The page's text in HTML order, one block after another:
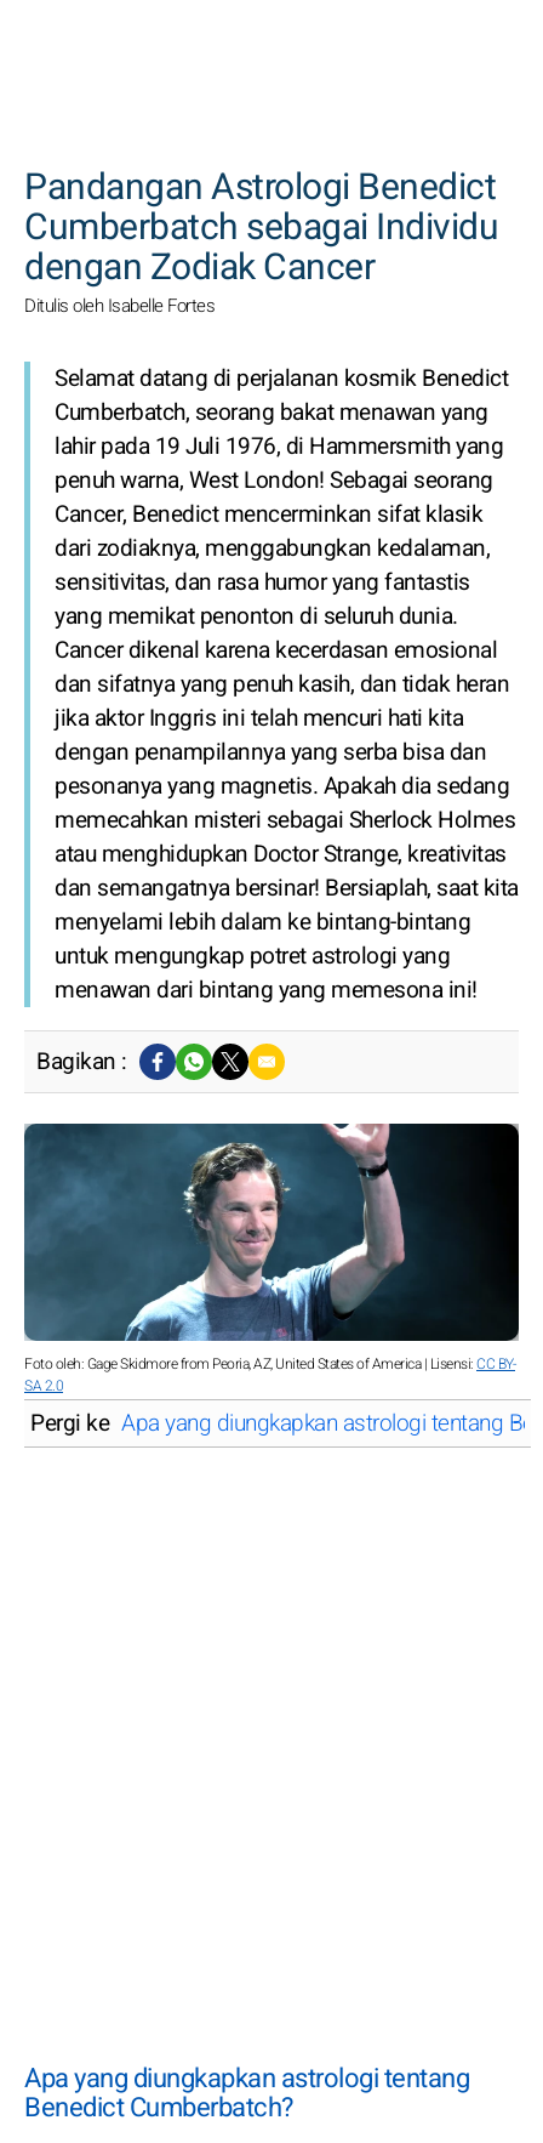
Pandangan Astrologi Benedict
Cumberbatch sebagai Individu
dengan Zodiak Cancer
Ditulis oleh Isabelle Fortes
Selamat datang di perjalanan kosmik Benedict
Cumberbatch, seorang bakat menawan yang
lahir pada 19 Juli 1976, di Hammersmith yang
penuh warna, West London! Sebagai seorang
Cancer, Benedict mencerminkan sifat klasik
dari zodiaknya, menggabungkan kedalaman,
sensitivitas, dan rasa humor yang fantastis
yang memikat penonton di seluruh dunia.
Cancer dikenal karena kecerdasan emosional
dan sifatnya yang penuh kasih, dan tidak heran
jika aktor Inggris ini telah mencuri hati kita
dengan penampilannya yang serba bisa dan
pesonanya yang magnetis. Apakah dia sedang
memecahkan misteri sebagai Sherlock Holmes
atau menghidupkan Doctor Strange, kreativitas
dan semangatnya bersinar! Bersiaplah, saat kita
menyelami lebih dalam ke bintang-bintang
untuk mengungkap potret astrologi yang
menawan dari bintang yang memesona ini!
Bagikan :
Foto oleh: Gage Skidmore from Peoria, AZ, United States of America | Lisensi:CC BY-
SA 2.0
Pergi ke Apa yang diungkapkan astrologi tentang
Apa yang diungkapkan astrologi tentang
Benedict Cumberbatch?